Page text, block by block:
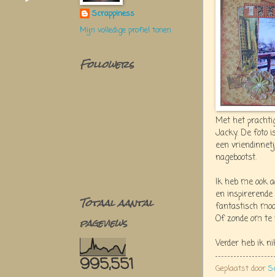
Met het
Jacky. De foto
een
nagebootst.
Ik heb me ook
en
fantastisch
Of zonde om
Verder heb ik
Geplaatst door
Scrappiness
Mijn volledige profiel tonen
Followers
Totaal aantal
pageviews
995,551